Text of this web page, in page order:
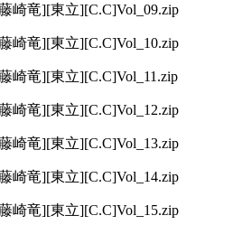
崎竜][東立][C.C]Vol_09.zip
崎竜][東立][C.C]Vol_10.zip
崎竜][東立][C.C]Vol_11.zip
崎竜][東立][C.C]Vol_12.zip
崎竜][東立][C.C]Vol_13.zip
崎竜][東立][C.C]Vol_14.zip
崎竜][東立][C.C]Vol_15.zip